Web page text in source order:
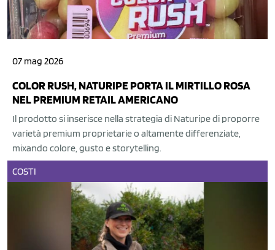
07 mag 2026
COLOR RUSH, NATURIPE PORTA IL MIRTILLO ROSA
NEL PREMIUM RETAIL AMERICANO
Il prodotto si inserisce nella strategia di Naturipe di proporre
varietà premium proprietarie o altamente differenziate,
mixando colore, gusto e storytelling.
COSTI